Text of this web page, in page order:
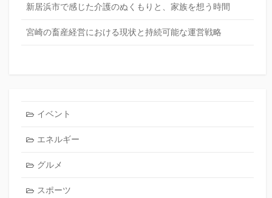
新居浜市で感じた介護のぬくもりと、家族を想う時間
宮崎の畜産経営における現状と持続可能な運営戦略
イベント
エネルギー
グルメ
スポーツ